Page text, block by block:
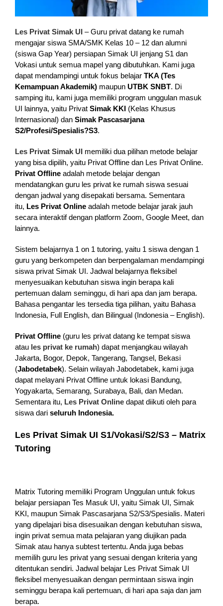
Les Privat Simak UI– Guru privat datang ke rumah
mengajar siswa SMA/SMK Kelas 10 – 12 dan alumni
(siswa Gap Year) persiapan Simak UI jenjang S1 dan
Vokasi untuk semua mapel yang dibutuhkan. Kami juga
dapat mendampingi untuk fokus belajar TKA (Tes
Kemampuan Akademik) maupun UTBK SNBT. Di
samping itu, kami juga memiliki program unggulan masuk
UI lainnya, yaitu Privat Simak KKI(Kelas Khusus
Internasional) danSimak Pascasarjana
S2/Profesi/Spesialis?S3.
Les Privat Simak UI memiliki dua pilihan metode belajar
yang bisa dipilih, yaitu Privat Offline dan Les Privat Online.
Privat Offlineadalah metode belajar dengan
mendatangkan guru les privat ke rumah siswa sesuai
dengan jadwal yang disepakati bersama. Sementara
itu, Les Privat Onlineadalah metode belajar jarak jauh
secara interaktif dengan platform Zoom, Google Meet, dan
lainnya.
Sistem belajarnya 1 on 1 tutoring, yaitu 1 siswa dengan 1
guru yang berkompeten dan berpengalaman mendampingi
siswa privat Simak UI. Jadwal belajarnya fleksibel
menyesuaikan kebutuhan siswa ingin berapa kali
pertemuan dalam seminggu, di hari apa dan jam berapa.
Bahasa pengantar les tersedia tiga pilihan, yaitu Bahasa
Indonesia, Full English, dan Bilingual (Indonesia – English).
Privat Offline(guru les privat datang ke tempat siswa
ataules privat ke rumah) dapat menjangkau wilayah
Jakarta, Bogor, Depok, Tangerang, Tangsel, Bekasi
(Jabodetabek). Selain wilayah Jabodetabek, kami juga
dapat melayani Privat Offline untuk lokasi Bandung,
Yogyakarta, Semarang, Surabaya, Bali, dan Medan.
Sementara itu, Les Privat Onlinedapat diikuti oleh para
siswa dari seluruh Indonesia.
Les Privat Simak UI S1/Vokasi/S2/S3 – Matrix
Tutoring
Matrix Tutoring memiliki Program Unggulan untuk fokus
belajar persiapan Tes Masuk UI, yaitu Simak UI, Simak
KKI, maupun Simak Pascasarjana S2/S3/Spesialis. Materi
yang dipelajari bisa disesuaikan dengan kebutuhan siswa,
ingin privat semua mata pelajaran yang diujikan pada
Simak atau hanya subtest tertentu. Anda juga bebas
memilih guru les privat yang sesuai dengan kriteria yang
ditentukan sendiri. Jadwal belajar Les Privat Simak UI
fleksibel menyesuaikan dengan permintaan siswa ingin
seminggu berapa kali pertemuan, di hari apa saja dan jam
berapa.